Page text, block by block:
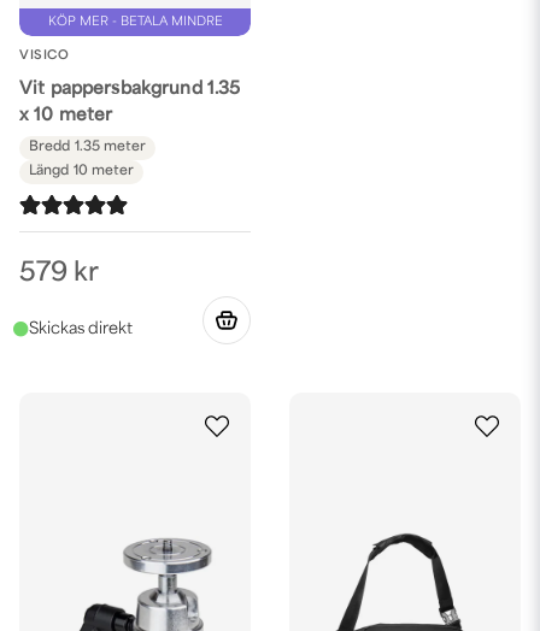
KÖP MER - BETALA MINDRE
VISICO
Vit pappersbakgrund 1.35
x 10 meter
Bredd 1.35 meter
Längd 10 meter
579 kr